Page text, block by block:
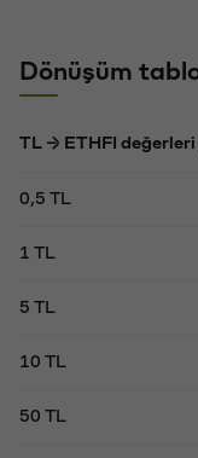
Dönüşüm
TL → ETHFI
0,5 TL
1 TL
5 TL
10 TL
50 TL